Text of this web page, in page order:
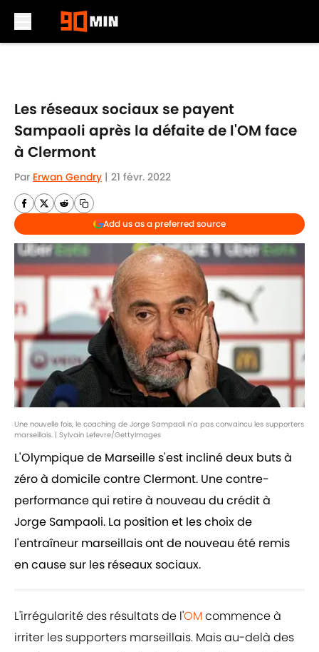
Les réseaux sociaux se payent
Sampaoli après la défaite de l'OM face
à Clermont
Par Erwan Gendry | 21 févr. 2022
Add us as a preferred source
Une nouvelle fois, le coaching de Jorge Sampaoli n'a pas convaincu les supporters
marseillais. | Sylvain Lefevre/GettyImages
L'Olympique de Marseille s'est incliné deux buts à
zéro à domicile contre Clermont. Une contre-
performance qui retire à nouveau du crédit à
Jorge Sampaoli. La position et les choix de
l'entraîneur marseillais ont de nouveau été remis
en cause sur les réseaux sociaux.
L'irrégularité des résultats de l'OMcommence à
irriter les supporters marseillais. Mais au-delà des